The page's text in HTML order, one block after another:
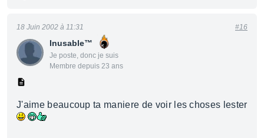
Inusable™
Je poste, donc je suis
Membre depuis 23 ans
18 Juin 2002 à 11:31 #16
J'aime beaucoup ta maniere de voir les choses lester